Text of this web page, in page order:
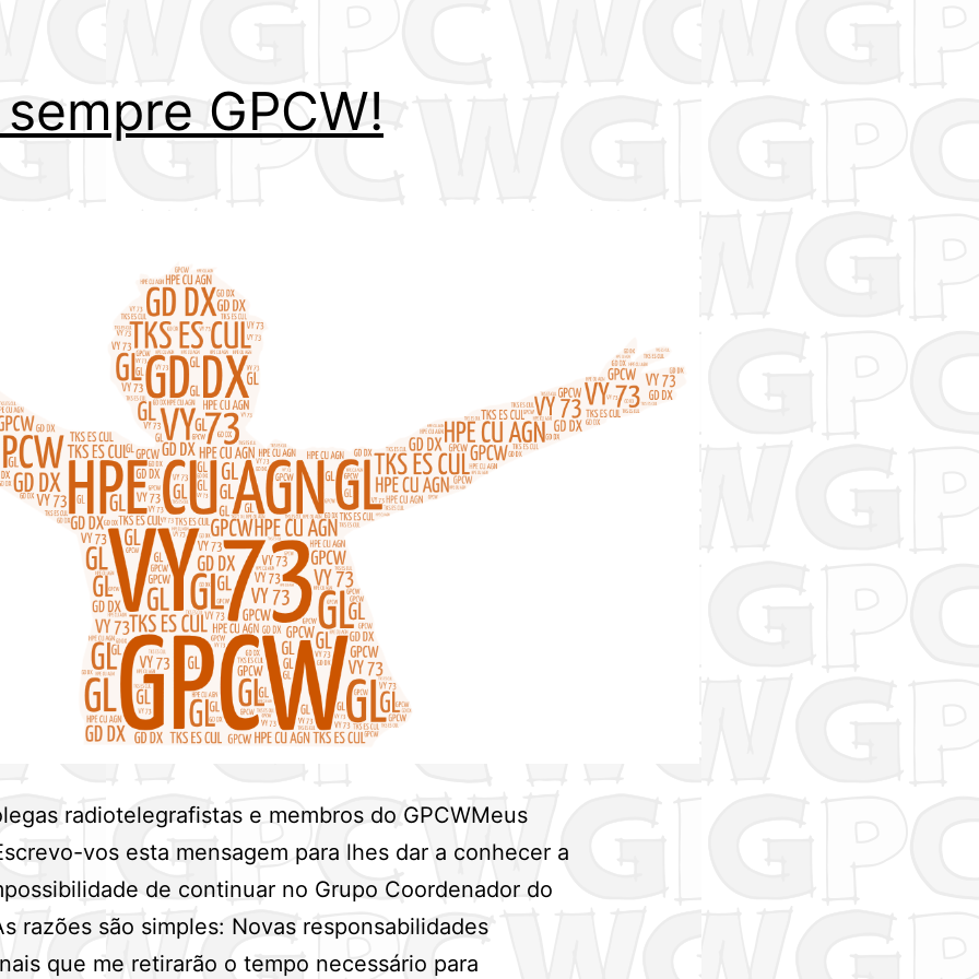
GPCW!
radiotelegrafistas e membros do GPCWMeus
vos esta mensagem para lhes dar a conhecer a
de continuar no Grupo Coordenador do
razões são simples: Novas responsabilidades
que me retirarão o tempo necessário para